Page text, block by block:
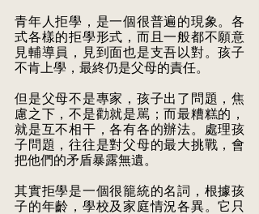
青年人拒學，是一個很普遍的現象。各
式各樣的拒學形式，而且一般都不願意
見輔導員，見到面也是支吾以對。孩子
不肯上學，最終仍是父母的責任。
但是父母不是專家，孩子出了問題，焦
慮之下，不是勸就是駡；而最糟糕的，
就是互不相干，各有各的辦法。處理孩
子問題，往往是對父母的最大挑戰，會
把他們的矛盾暴露無遺。
其實拒學是一個很籠統的名詞，根據孩
子的年齡，學校及家庭情況各異。它只